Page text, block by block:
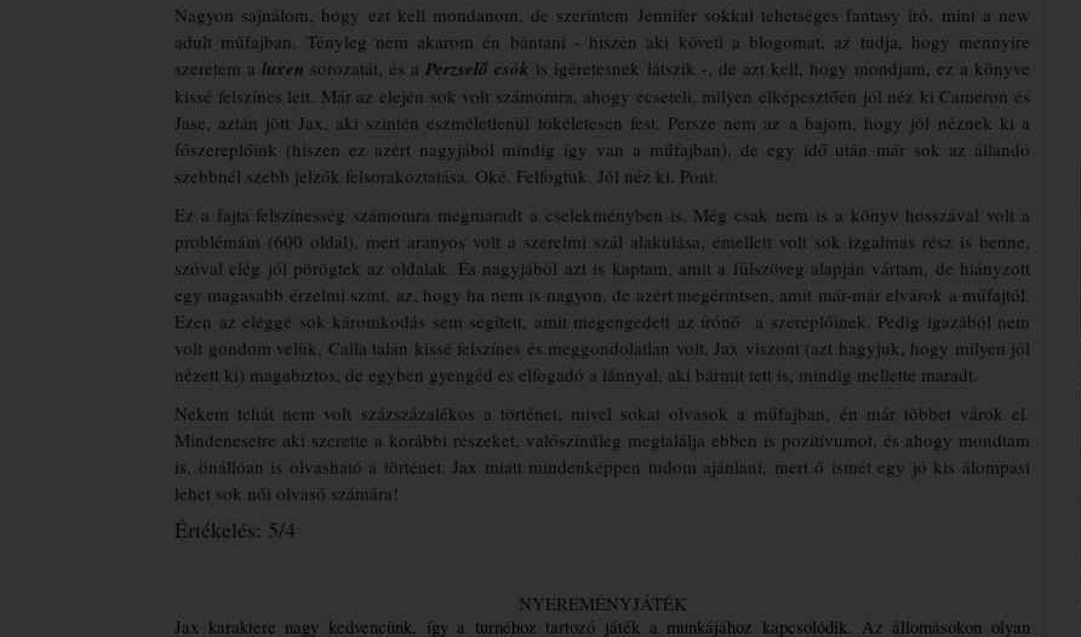
Nagyon sajnálom, hogy ezt kell mondanom, de szerintem Jennifer sokkal tehetséges fantasy író, mint a new
adult műfajban. Tényleg nem akarom én bántani - hiszen aki követi a blogomat, az tudja, hogy mennyire
szeretem aluxen sorozatát, és a Perzselő csók is ígéretesnek látszik -, de azt kell, hogy mondjam, ez a könyve
kissé felszínes lett. Már az elején sok volt számomra, ahogy ecseteli, milyen elképesztően jól néz ki Cameron és
Jase, aztán jött Jax, aki szintén eszméletlenül tökéletesen fest. Persze nem az a bajom, hogy jól néznek ki a
főszereplőink (hiszen ez azért nagyjából mindig így van a műfajban), de egy idő után már sok az állandó
szebbnél szebb jelzők felsorakoztatása. Oké. Felfogtuk. Jól néz ki. Pont.
Ez a fajta felszínesség számomra megmaradt a cselekményben is. Még csak nem is a könyv hosszával volt a
problémám (600 oldal), mert aranyos volt a szerelmi szál alakulása, emellett volt sok izgalmas rész is benne,
szóval elég jól pörögtek az oldalak. És nagyjából azt is kaptam, amit a fülszöveg alapján vártam, de hiányzott
egy magasabb érzelmi szint, az, hogy ha nem is nagyon, de azért megérintsen, amit már-már elvárok a műfajtól.
Ezen az eléggé sok káromkodás sem segített, amit megengedett az írónő a szereplőinek. Pedig igazából nem
volt gondom velük, Calla talán kissé felszínes és meggondolatlan volt, Jax viszont (azt hagyjuk, hogy milyen jól
nézett ki) magabiztos, de egyben gyengéd és elfogadó a lánnyal, aki bármit tett is, mindig mellette maradt.
Nekem tehát nem volt százszázalékos a történet, mivel sokat olvasok a műfajban, én már többet várok el.
Mindenesetre aki szerette a korábbi részeket, valószínűleg megtalálja ebben is pozitívumot, és ahogy mondtam
is, önállóan is olvasható a történet. Jax miatt mindenképpen tudom ajánlani, mert ő ismét egy jó kis álompasi
lehet sok női olvasó számára!
Értékelés: 5/4
NYEREMÉNYJÁTÉK
Jax karaktere nagy kedvencünk, így a turnéhoz tartozó játék a munkájához kapcsolódik. Az állomásokon olyan